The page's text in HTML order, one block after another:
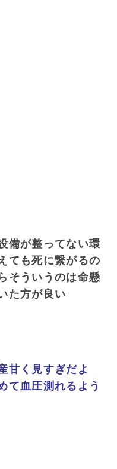
備が整ってない環
ても死に繋がるの
そういうのは命懸
た方が良い
甘く見すぎだよ
て血圧測れるよう